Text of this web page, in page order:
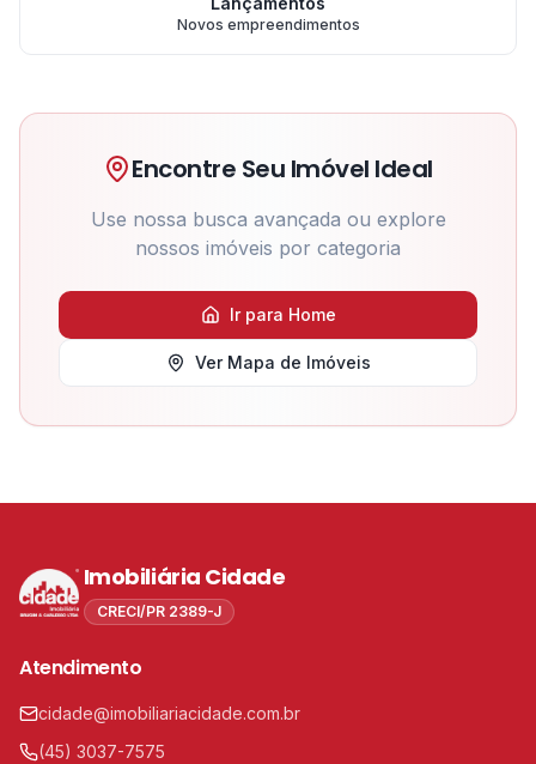
Novos empreendimentos
Encontre Seu Imóvel Ideal
Use nossa busca avançada ou explore
nossos imóveis por categoria
Ir para Home
Ver Mapa de Imóveis
Imobiliária Cidade
CRECI/PR 2389-J
Atendimento
cidade@imobiliariacidade.com.br
(45) 3037-7575